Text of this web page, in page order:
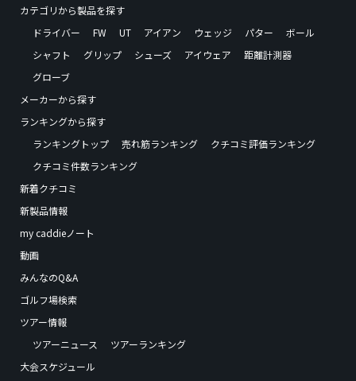
カテゴリから製品を探す
ドライバー
FW UT アイアン ウェッジ パター
ボール
シャフト
グリップ シューズ アイウェア
距離計測器
グローブ
メーカーから探す
ランキングから探す
ランキングトップ
売れ筋ランキング
クチコミ評価ランキング
クチコミ件数ランキング
新着クチコミ
新製品情報
my caddieノート
動画
みんなのQ&A
ゴルフ場検索
ツアー情報
ツアーニュース
ツアーランキング
大会スケジュール